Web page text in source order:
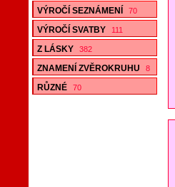
VÝROČÍ SEZNÁMENÍ 70
VÝROČÍ SVATBY 111
Z LÁSKY 382
ZNAMENÍ ZVĚROKRUHU 8
RŮZNÉ 70